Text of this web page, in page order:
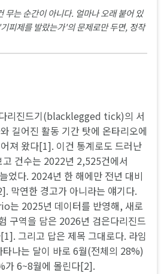
무는 순간이 아니다. 얼마나 오래 붙어 있
피제를 발랐는가'의 문제로만 두면, 정작
리진드기(blacklegged tick)의 서
길어진 활동 기간 탓에 온타리오에
져 왔다[1]. 이건 통계로도 드러난
건수는 2022년 2,525건에서
었다. 2024년 한 해에만 전년 대비
막연한 경고가 아니라는 얘기다.
2025년 데이터를 반영해, 새로
구역을 담은 2026년 검은다리진드
그리고 답은 제목 그대로다. 라임
나는 달이 바로 6월(전체의 28%)
가 6~8월에 몰린다[2].